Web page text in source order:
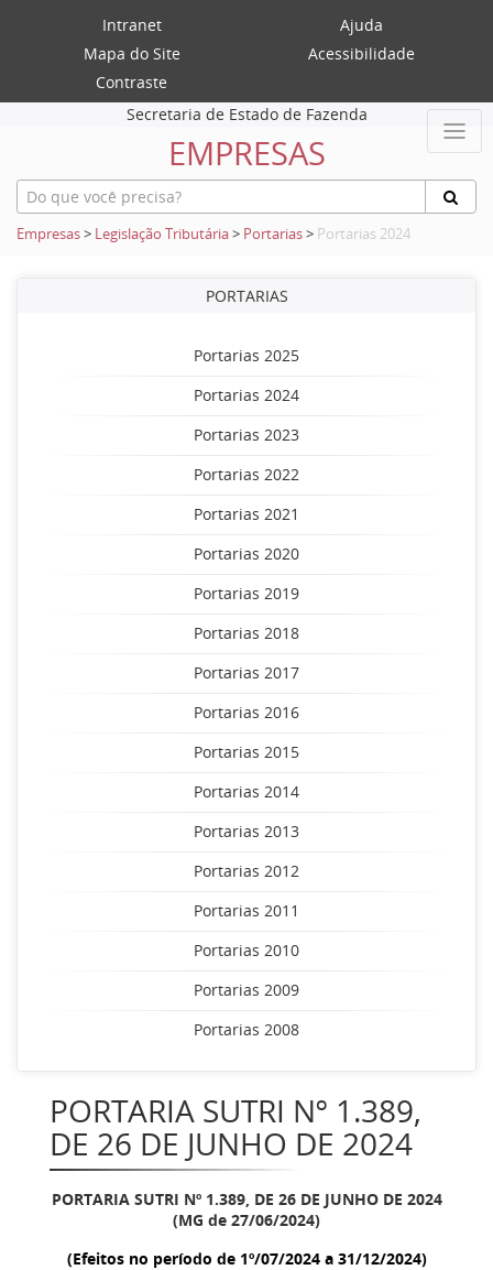
Intranet
Ajuda
Mapa do Site
Acessibilidade
Contraste
Secretaria de Estado de Fazenda
EMPRESAS
Empresas> Legislação Tributária> Portarias> Portarias 2024
PORTARIAS
Portarias 2025
Portarias 2024
Portarias 2023
Portarias 2022
Portarias 2021
Portarias 2020
Portarias 2019
Portarias 2018
Portarias 2017
Portarias 2016
Portarias 2015
Portarias 2014
Portarias 2013
Portarias 2012
Portarias 2011
Portarias 2010
Portarias 2009
Portarias 2008
PORTARIA SUTRI Nº 1.389,
DE 26 DE JUNHO DE 2024
PORTARIA SUTRI Nº 1.389, DE 26 DE JUNHO DE 2024
(MG de 27/06/2024)
(Efeitos no período de 1º/07/2024 a 31/12/2024)